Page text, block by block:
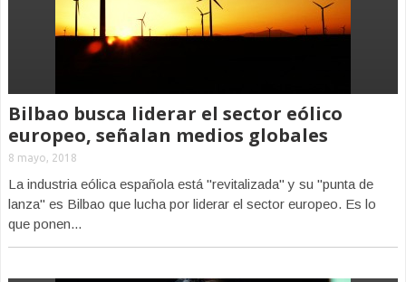
Bilbao busca liderar el sector eólico
europeo, señalan medios globales
8 mayo, 2018
La industria eólica española está "revitalizada" y su "punta de
lanza" es Bilbao que lucha por liderar el sector europeo. Es lo
que ponen...